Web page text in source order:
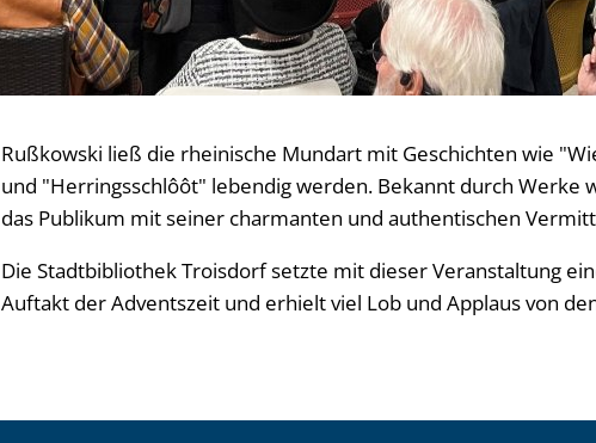
Rußkowski ließ die rheinische Mundart mit Geschichten wie
und "Herringsschlôôt" lebendig werden. Bekannt durch Werke
das Publikum mit seiner charmanten und authentischen
Die Stadtbibliothek Troisdorf setzte mit dieser Veranstaltung
Auftakt der Adventszeit und erhielt viel Lob und Applaus von